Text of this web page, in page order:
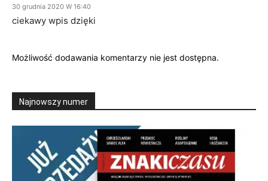
30 grudnia 2020 W 16:40
ciekawy wpis dzięki
Możliwość dodawania komentarzy nie jest dostępna.
Najnowszy numer